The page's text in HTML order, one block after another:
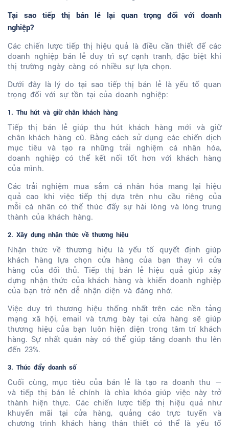
Tại sao tiếp thị bán lẻ lại quan trọng đối với doanh
nghiệp?
Các chiến lược tiếp thị hiệu quả là điều cần thiết để các
doanh nghiệp bán lẻ duy trì sự cạnh tranh, đặc biệt khi
thị trường ngày càng có nhiều sự lựa chọn.
Dưới đây là lý do tại sao tiếp thị bán lẻ là yếu tố quan
trọng đối với sự tồn tại của doanh nghiệp:
1. Thu hút và giữ chân khách hàng
Tiếp thị bán lẻ giúp thu hút khách hàng mới và giữ
chân khách hàng cũ. Bằng cách sử dụng các chiến dịch
mục tiêu và tạo ra những trải nghiệm cá nhân hóa,
doanh nghiệp có thể kết nối tốt hơn với khách hàng
của mình.
Các trải nghiệm mua sắm cá nhân hóa mang lại hiệu
quả cao khi việc tiếp thị dựa trên nhu cầu riêng của
mỗi cá nhân có thể thúc đẩy sự hài lòng và lòng trung
thành của khách hàng.
2. Xây dựng nhận thức về thương hiệu
Nhận thức về thương hiệu là yếu tố quyết định giúp
khách hàng lựa chọn cửa hàng của bạn thay vì cửa
hàng của đối thủ. Tiếp thị bán lẻ hiệu quả giúp xây
dựng nhận thức của khách hàng và khiến doanh nghiệp
của bạn trở nên dễ nhận diện và đáng nhớ.
Việc duy trì thương hiệu thống nhất trên các nền tảng
mạng xã hội, email và trưng bày tại cửa hàng sẽ giúp
thương hiệu của bạn luôn hiện diện trong tâm trí khách
hàng. Sự nhất quán này có thể giúp tăng doanh thu lên
đến 23%.
3. Thúc đẩy doanh số
Cuối cùng, mục tiêu của bán lẻ là tạo ra doanh thu —
và tiếp thị bán lẻ chính là chìa khóa giúp việc này trở
thành hiện thực. Các chiến lược tiếp thị hiệu quả như
khuyến mãi tại cửa hàng, quảng cáo trực tuyến và
chương trình khách hàng thân thiết có thể là yếu tố